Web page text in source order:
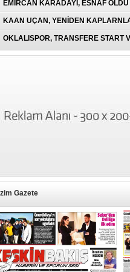
EMİRCAN KARADAYI, ESNAF OLDU
KAAN UÇAN, YENİDEN
OKLALISPOR, TRANSFERE START
Gazete